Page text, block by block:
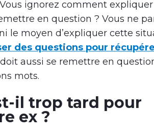
ignorez comment
en question ? Vous ne
le moyen d’expliquer cette
des questions pour
aussi se remettre en
mots.
il trop tard pour
ex ?